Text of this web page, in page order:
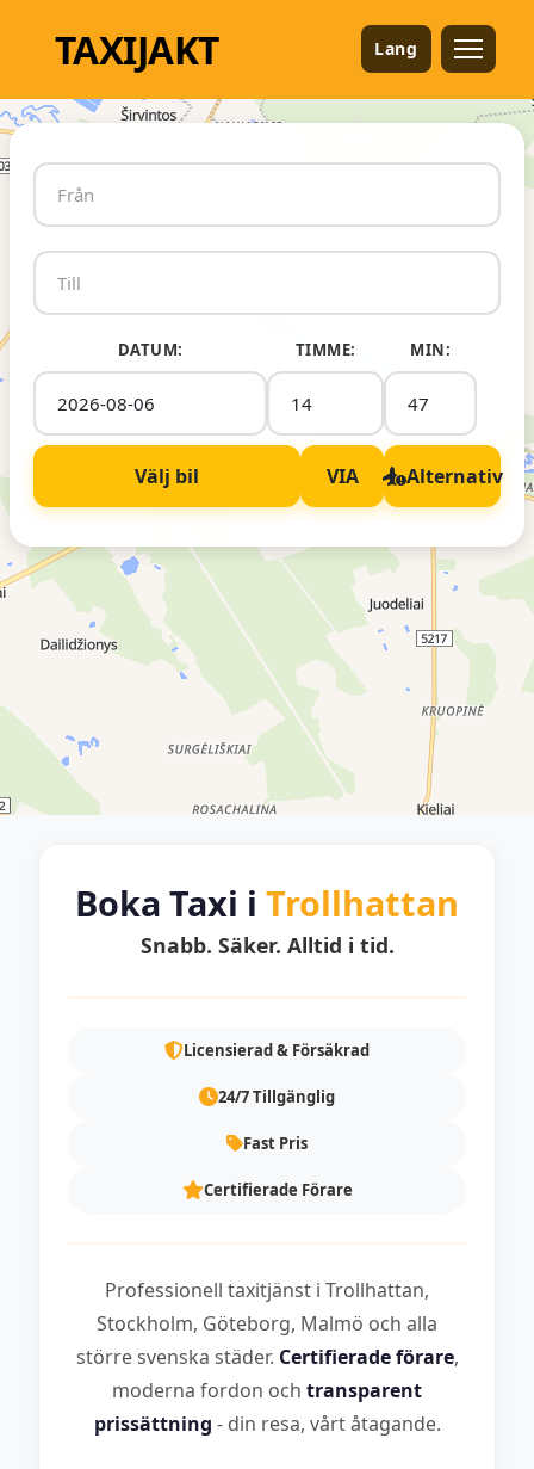
TAXIJAKT Lang
DATUM: TIMME: MIN:
Välj bil VIA Alternativ
Boka Taxi i Trollhattan
Snabb. Säker. Alltid i tid.
Licensierad & Försäkrad
24/7 Tillgänglig
Fast Pris
Certifierade Förare
Professionell taxitjänst i Trollhattan,
Stockholm, Göteborg, Malmö och alla
större svenska städer. Certifierade förare,
moderna fordon och transparent
prissättning - din resa, vårt åtagande.